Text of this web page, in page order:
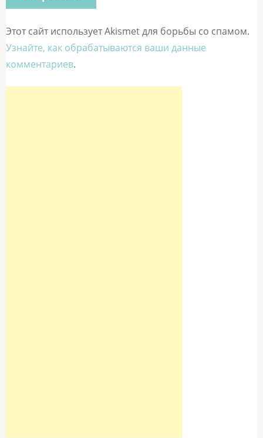
Этот сайт использует Akismet для борьбы со спамом.
Узнайте, как обрабатываются ваши данные
комментариев.